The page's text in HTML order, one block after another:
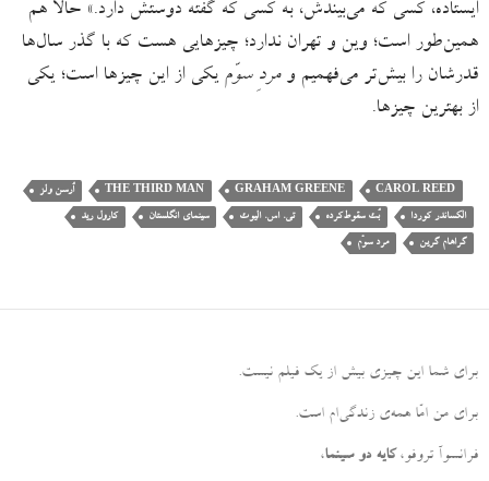
ایستاده، کسی که می‌بیندش، به کسی که گفته دوستش دارد.» حالا هم
همین‌طور است؛ وین و تهران ندارد؛ چیزهایی هست که با گذر سال‌ها
قدرشان را بیش‌تر می‌فهمیم ومردِ سوّم یکی از این چیزها است؛ یکی
از بهترین چیزها.
CAROL REED
GRAHAM GREENE
THE THIRD MAN اُرسن ولز
الکساندر کوردا بُت سقوط‌کرده تی. اس. الیوت سینمای انگلستان کارول رید
گراهام گرین مرد سوّم
برای شما این چیزی بیش از یک فیلم نیست.
برای من امّا همه‌ی زندگی‌ام است.
فرانسوآ تروفو، کایه دو سینما،